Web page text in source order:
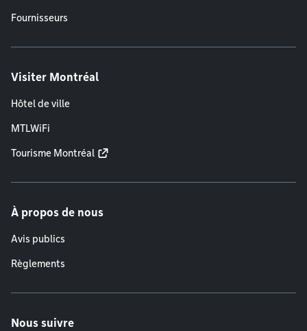
Fournisseurs
Visiter Montréal
Hôtel de ville
MTLWiFi
Tourisme Montréal
À propos de nous
Avis publics
Règlements
Nous suivre